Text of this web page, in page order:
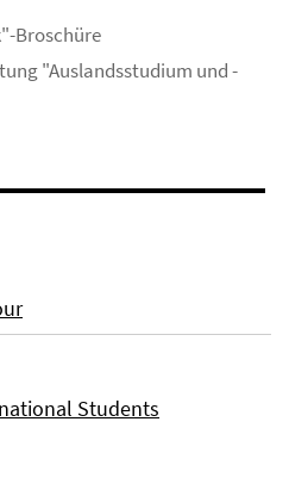
Broschüre
"Auslandsstudium und -
Students